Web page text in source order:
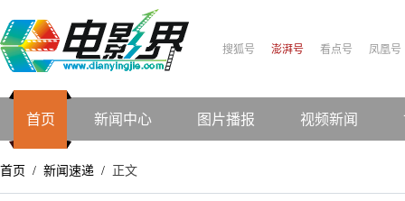
搜狐号 澎湃号 看点号 凤凰号
首页 新闻中心 图片播报 视频新闻
首页 / 新闻速递 / 正文